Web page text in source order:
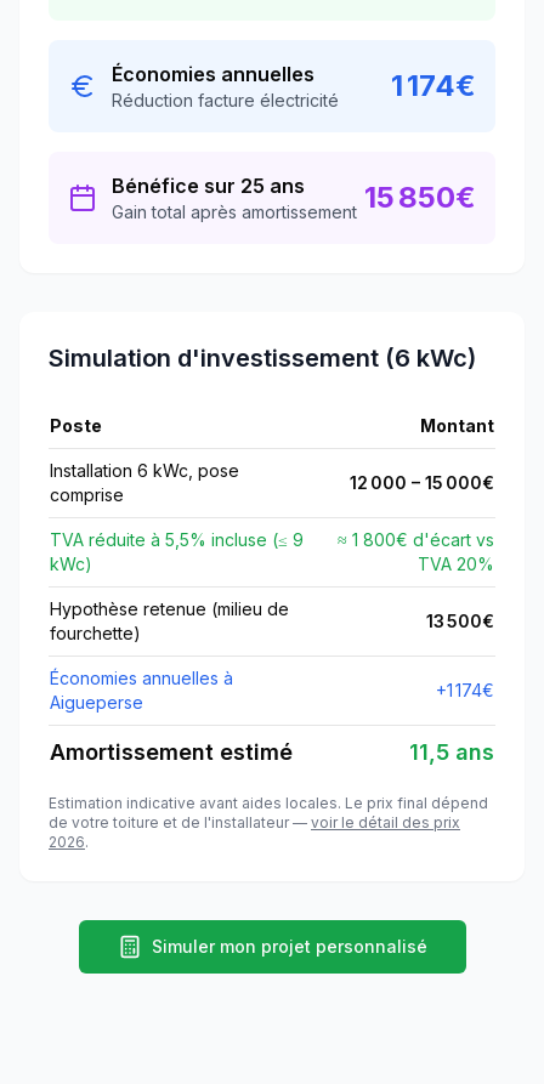
Économies annuelles
Réduction facture électricité 1 174€
Bénéfice sur 25 ans
Gain total après amortissement 15 850€
Simulation d'investissement (6 kWc)
Poste Montant
Installation 6 kWc, pose
comprise
12 000 – 15 000€
TVA réduite à 5,5% incluse (≤ 9
kWc)
≈ 1 800€ d'écart vs
TVA 20%
Hypothèse retenue (milieu de
fourchette)
13 500€
Économies annuelles à
Aigueperse
+1 174€
Amortissement estimé 11,5 ans
Estimation indicative avant aides locales. Le prix final dépend
de votre toiture et de l'installateur — voir le détail des prix
2026.
Simuler mon projet personnalisé